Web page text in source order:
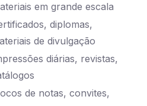
em grande escala
diplomas,
de divulgação
diárias, revistas,
de notas, convites,